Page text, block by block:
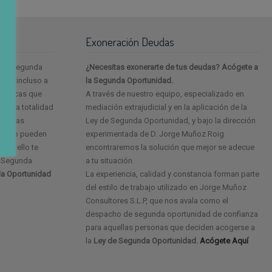
la segunda
incluso a
que
a la totalidad
las
no pueden
por ello te
Oportunidad
Exoneración Deudas
¿Necesitas exonerarte de tus deudas? Acógete a
la Segunda Oportunidad.
A través de nuestro equipo, especializado en
mediación extrajudicial y en la aplicación de la
Ley de Segunda Oportunidad, y bajo la dirección
experimentada de D. Jorge Muñoz Roig
encontraremos la solución que mejor se adecue
a tu situación.
La experiencia, calidad y constancia forman parte
del estilo de trabajo utilizado en Jorge Muñoz
Consultores S.L.P, que nos avala como el
despacho de segunda oportunidad de confianza
para aquellas personas que deciden acogerse a
la Ley de Segunda Oportunidad.Acógete Aquí